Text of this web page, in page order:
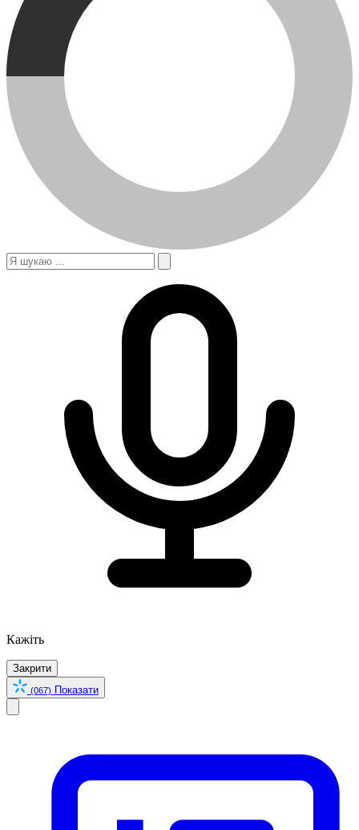
Кажіть
Закрити
(067) Показати